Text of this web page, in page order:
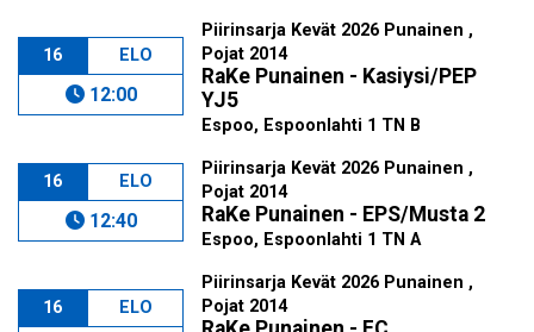
16 ELO
12:00
Piirinsarja Kevät 2026 Punainen ,
Pojat 2014
RaKe Punainen - Kasiysi/PEP
YJ5
Espoo, Espoonlahti 1 TN B
16 ELO
12:40
Piirinsarja Kevät 2026 Punainen ,
Pojat 2014
RaKe Punainen - EPS/Musta 2
Espoo, Espoonlahti 1 TN A
16 ELO
Piirinsarja Kevät 2026 Punainen ,
Pojat 2014